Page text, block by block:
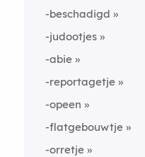
-beschadigd
-judootjes
-abie
-reportagetje
-opeen
-flatgebouwtje
-orretje